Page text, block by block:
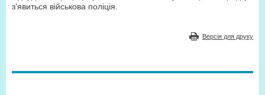
з’явиться військова поліція.
Версія для друку